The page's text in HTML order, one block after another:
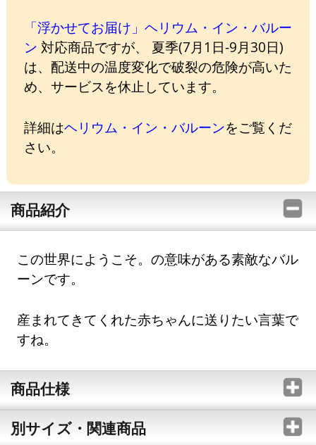
「浮かせてお届け」ヘリウム・イン・バルー
ン 対応商品ですが、 夏季(7月1日-9月30日)
は、配送中の温度変化で破裂の危険が高いた
め、サービスを休止しています。
詳細はヘリウム・イン・バルーンをご覧くだ
さい。
商品紹介
この世界にようこそ。の意味がある素敵なバル
ーンです。
産まれてきてくれた赤ちゃんに送りたい言葉で
すね。
商品仕様
別サイズ・関連商品